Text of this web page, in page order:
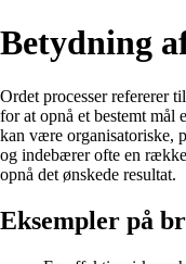
Betydning
Ordet processer refererer
for at opnå et bestemt mål
kan være organisatoriske,
og indebærer ofte en
opnå det ønskede resultat.
Eksempler på